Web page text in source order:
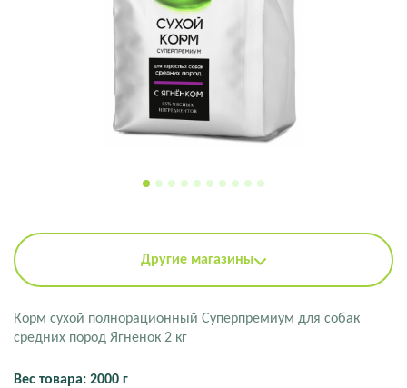
Другие магазины
Корм сухой полнорационный Суперпремиум для собак
средних пород Ягненок 2 кг
Вес товара: 2000 г